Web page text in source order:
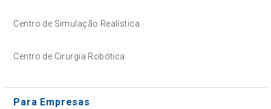
Centro de Simulação Realística
Centro de Cirurgia Robótica
Para Empresas